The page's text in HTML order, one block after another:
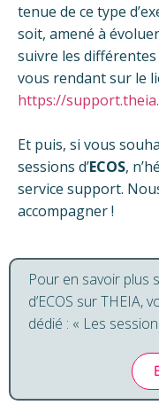
tenue de ce type
soit, amené à
suivre les
vous rendant sur le
https://
Et puis, si vous
sessions d’ECOS,
service support.
accompagner !
Pour en savoir plus
d’ECOS sur THEIA,
dédié : « Les